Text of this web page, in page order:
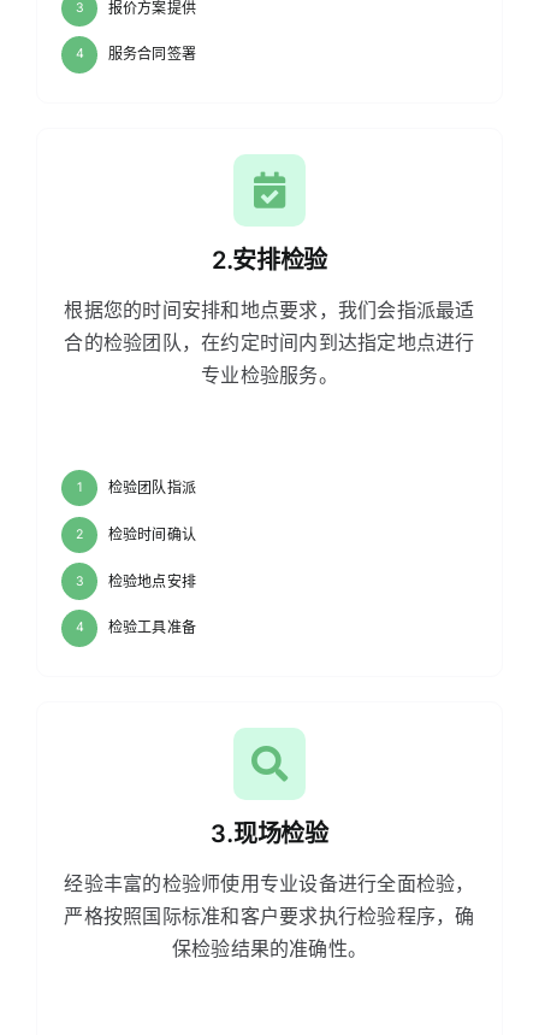
3 报价方案提供
4 服务合同签署
2.安排检验
根据您的时间安排和地点要求，我们会指派最适
合的检验团队，在约定时间内到达指定地点进行
专业检验服务。
1 检验团队指派
2 检验时间确认
3 检验地点安排
4 检验工具准备
3.现场检验
经验丰富的检验师使用专业设备进行全面检验，
严格按照国际标准和客户要求执行检验程序，确
保检验结果的准确性。